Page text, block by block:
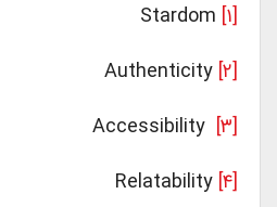
Stardom
Authenticity
Accessibility
Relatability